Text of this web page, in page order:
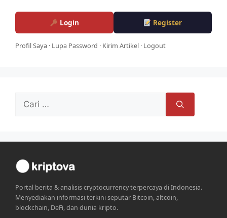
Login Register
Profil Saya · Lupa Password · Kirim Artikel · Logout
Cari
Portal berita & analisis cryptocurrency terpercaya di Indonesia.
Menyediakan informasi terkini seputar Bitcoin, altcoin,
blockchain, DeFi, dan dunia kripto.